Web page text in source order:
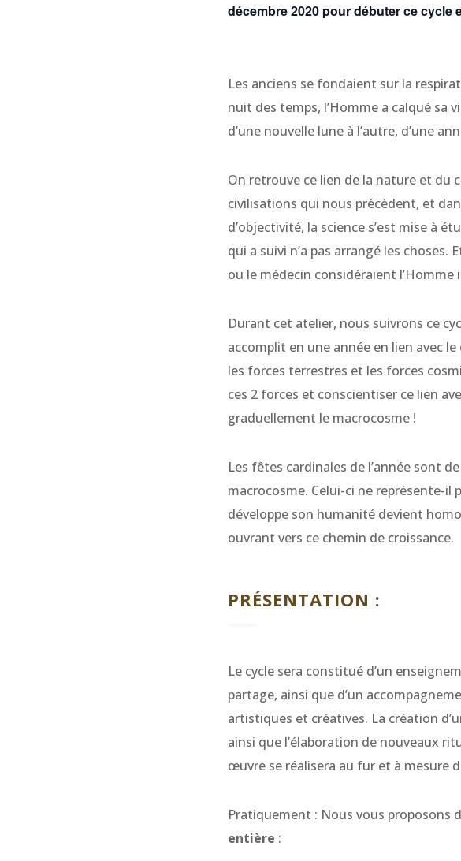
décembre 2020 pour débuter ce cycle
Les anciens se fondaient sur la
nuit des temps, l’Homme a calqué sa
d’une nouvelle lune à l’autre, d’une
On retrouve ce lien de la nature et du
civilisations qui nous précèdent, et
d’objectivité, la science s’est mise à
qui a suivi n’a pas arrangé les choses.
ou le médecin considéraient l’Homme
Durant cet atelier, nous suivrons ce
accomplit en une année en lien avec
les forces terrestres et les forces
ces 2 forces et conscientiser ce lien
graduellement le macrocosme !
Les fêtes cardinales de l’année sont
macrocosme. Celui-ci ne représente-
développe son humanité devient
ouvrant vers ce chemin de croissance.
PRÉSENTATION :
Le cycle sera constitué d’un
partage, ainsi que d’un
artistiques et créatives. La création
ainsi que l’élaboration de nouveaux
œuvre se réalisera au fur et à mesure
Pratiquement : Nous vous proposons
entière :